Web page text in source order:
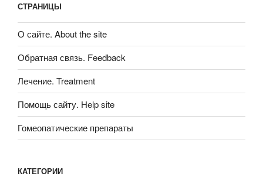
СТРАНИЦЫ
О сайте. About the site
Обратная связь. Feedback
Лечение. Treatment
Помощь сайту. Help site
Гомеопатические препараты
КАТЕГОРИИ